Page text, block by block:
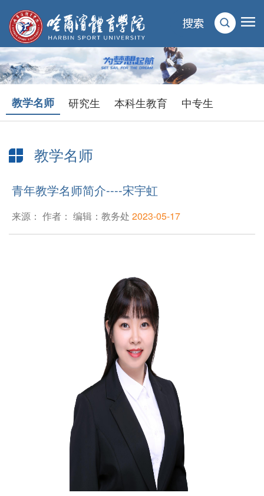
教学名师 研究生 本科生教育 中专生
教学名师
当前位置： 首页>人才培养
青年教学名师简介----宋宇虹
来源： 作者： 编辑：教务处 2023-05-17